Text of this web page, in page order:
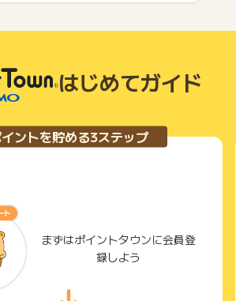
はじめてガイド
ントを貯める3ステップ
まずはポイントタウンに会員登
録しよう